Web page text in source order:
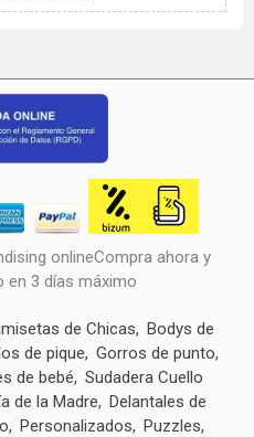
onlineCompra ahora y
en 3 días máximo
de Chicas
Bodys de
de pique
Gorros de punto
de bebé
Sudadera Cuello
de la Madre
Delantales de
Personalizados
Puzzles